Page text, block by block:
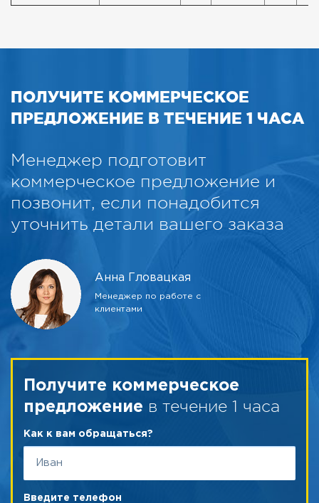
ПОЛУЧИТЕ КОММЕРЧЕСКОЕ
ПРЕДЛОЖЕНИЕ В ТЕЧЕНИЕ 1 ЧАСА
Менеджер подготовит
коммерческое предложение и
позвонит, если понадобится
уточнить детали вашего заказа
Анна Гловацкая
Менеджер по работе с
клиентами
Получите коммерческое
предложение в течение 1 часа
Как к вам обращаться?
Введите телефон